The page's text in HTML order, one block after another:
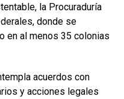
, la Procuraduría
donde se
en al menos 35 colonias
acuerdos con
y acciones legales